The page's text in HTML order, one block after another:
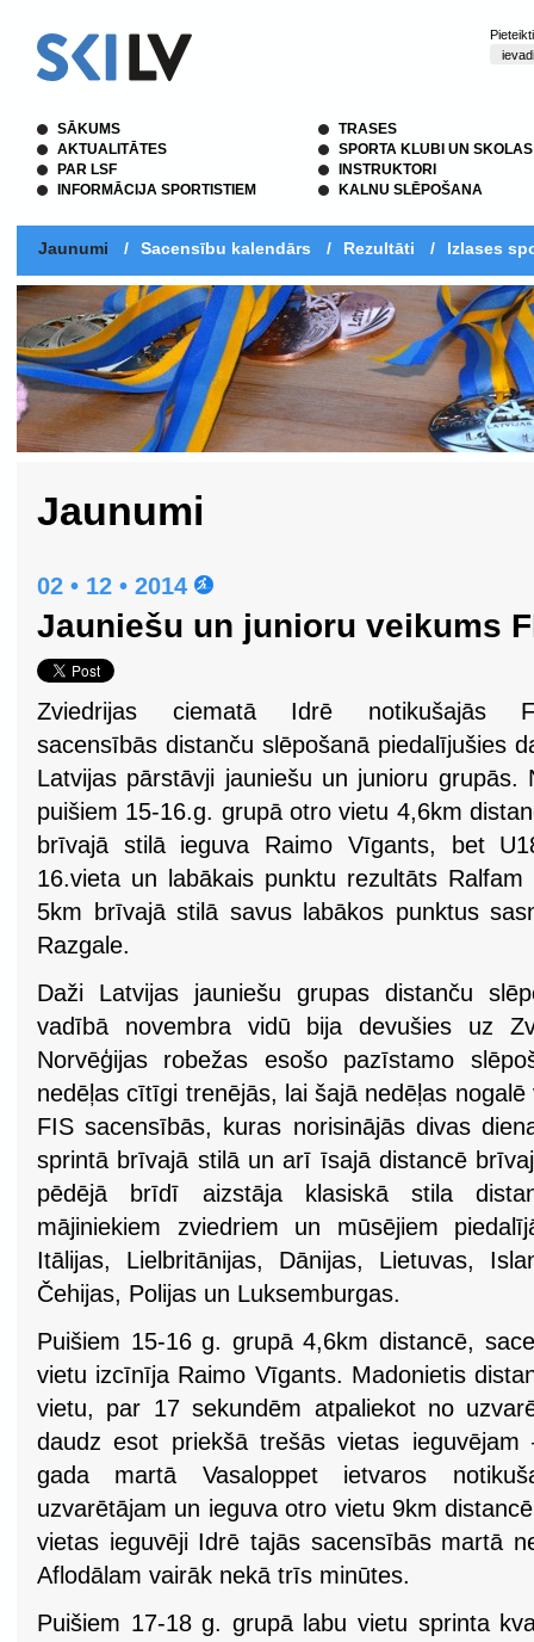
SĀKUMS
AKTUALITĀTES
PAR LSF
INFORMĀCIJA SPORTISTIEM
TRASES
SPORTA KLUBI UN SKOLAS
INSTRUKTORI
KALNU SLĒPOŠANA
Jaunumi / Sacensību kalendārs / Rezultāti / Izlases
Jaunumi
02 • 12 • 2014
Jauniešu un junioru veikums
Zviedrijas ciematā Idrē notikušajās
sacensībās distanču slēpošanā piedalījušies
Latvijas pārstāvji jauniešu un junioru grupās.
puišiem 15-16.g. grupā otro vietu 4,6km
brīvajā stilā ieguva Raimo Vīgants, bet
16.vieta un labākais punktu rezultāts
5km brīvajā stilā savus labākos punktus
Razgale.
Daži Latvijas jauniešu grupas distanču
vadībā novembra vidū bija devušies uz
Norvēģijas robežas esošo pazīstamo
nedēļas cītīgi trenējās, lai šajā nedēļas
FIS sacensībās, kuras norisinājās divas
sprintā brīvajā stilā un arī īsajā distancē
pēdējā brīdī aizstāja klasiskā stila
mājiniekiem zviedriem un mūsējiem
Itālijas, Lielbritānijas, Dānijas, Lietuvas,
Čehijas, Polijas un Luksemburgas.
Puišiem 15-16 g. grupā 4,6km distancē,
vietu izcīnīja Raimo Vīgants. Madonietis
vietu, par 17 sekundēm atpaliekot no
daudz esot priekšā trešās vietas
gada martā Vasaloppet ietvaros
uzvarētājam un ieguva otro vietu 9km
vietas ieguvēji Idrē tajās sacensībās martā
Aflodālam vairāk nekā trīs minūtes.
Puišiem 17-18 g. grupā labu vietu sprinta